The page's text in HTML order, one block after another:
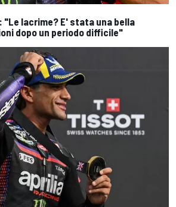
"Le lacrime? E' stata una bella
dopo un periodo difficile"